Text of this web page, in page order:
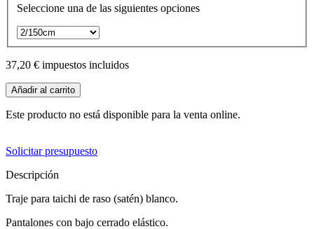
Seleccione una de las siguientes opciones
37,20 € impuestos incluidos
Añadir al carrito
Este producto no está disponible para la venta online.
Solicitar presupuesto
Descripción
Traje para taichi de raso (satén) blanco.
Pantalones con bajo cerrado elástico.